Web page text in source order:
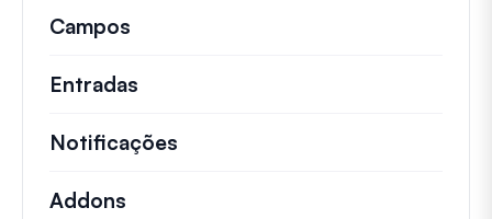
Campos
Entradas
Notificações
Addons